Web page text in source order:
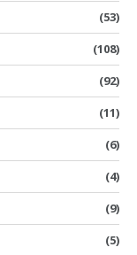
(53)
(108)
(92)
(11)
(6)
(4)
(9)
(5)